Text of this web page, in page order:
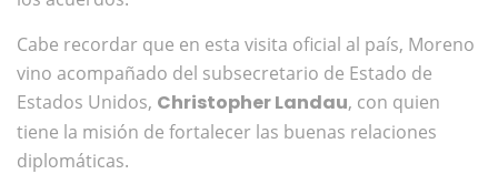
Cabe recordar que en esta visita oficial al país, Moreno
vino acompañado del subsecretario de Estado de
Estados Unidos, Christopher Landau, con quien
tiene la misión de fortalecer las buenas relaciones
diplomáticas.